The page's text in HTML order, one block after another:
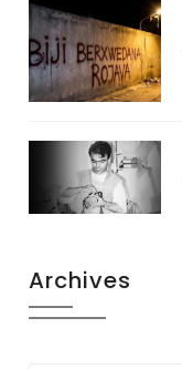
Archives